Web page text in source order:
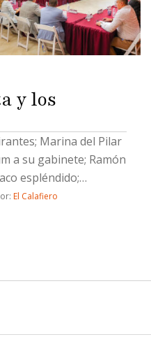
y los
Marina del Pilar
a su gabinete; Ramón
espléndido;
y un Socavón de
El Calafiero